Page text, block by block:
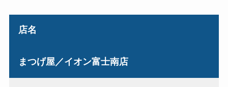
店名
まつげ屋／イオン富士南店